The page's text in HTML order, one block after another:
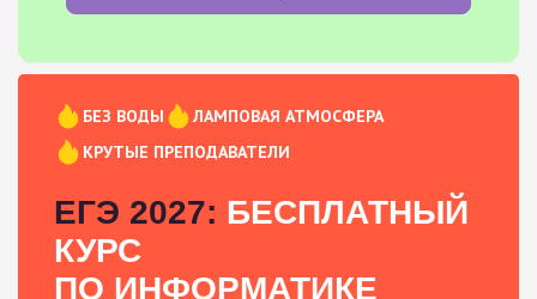
БЕЗ ВОДЫ
ЛАМПОВАЯ АТМОСФЕРА
КРУТЫЕ ПРЕПОДАВАТЕЛИ
ЕГЭ 2027: БЕСПЛАТНЫЙ
КУРС
ПО ИНФОРМАТИКЕ